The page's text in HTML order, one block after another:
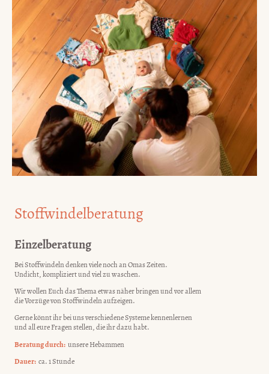
Stoffwindelberatung
Einzelberatung
Bei Stoffwindeln denken viele noch an Omas Zeiten.
Undicht, kompliziert und viel zu waschen.
Wir wollen Euch das Thema etwas näher bringen und vor allem
die Vorzüge von Stoffwindeln aufzeigen.
Gerne könnt ihr bei uns verschiedene Systeme kennenlernen
und all eure Fragen stellen, die ihr dazu habt.
Beratung durch: unsere Hebammen
Dauer: ca. 1 Stunde